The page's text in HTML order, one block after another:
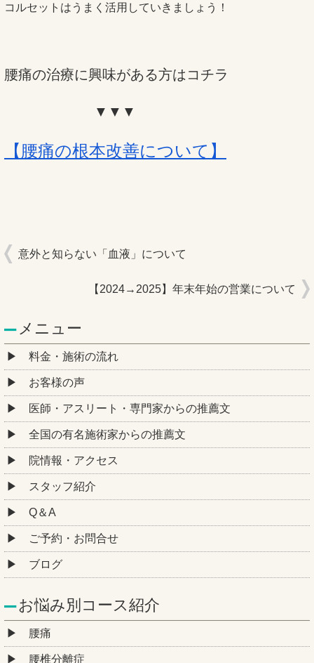
コルセットはうまく活用していきましょう！
腰痛の治療に興味がある方はコチラ
▼▼▼
【腰痛の根本改善について】
意外と知らない「血液」について
【2024→2025】年末年始の営業について
メニュー
料金・施術の流れ
お客様の声
医師・アスリート・専門家からの推薦文
全国の有名施術家からの推薦文
院情報・アクセス
スタッフ紹介
Q＆A
ご予約・お問合せ
ブログ
お悩み別コース紹介
腰痛
腰椎分離症